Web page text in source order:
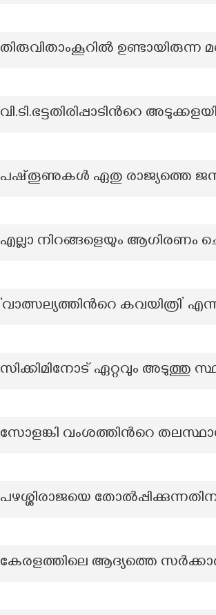
തിരുവിതാംകൂറിൽ
വി.ടി.ഭട്ടതിരിപ്പാടിൻറെ
പഷ്തൂണുകൾ ഏതു രാജ്യത്തെ
എല്ലാ നിറങ്ങളെയും ആഗിരണം
‘വാത്സല്യത്തിന്‍റെ കവയിത്രി’
സിക്കിമിനോട് ഏറ്റവും അടുത്തു
സോളങ്കി വംശത്തിൻറെ
പഴശ്ശിരാജയെ
കേരളത്തിലെ ആദ്യത്തെ